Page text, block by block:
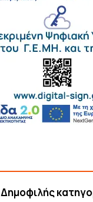
Δημοφιλής